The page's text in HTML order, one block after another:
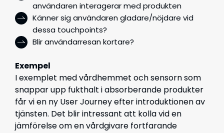
användaren interagerar med produkten
Känner sig användaren gladare/nöjdare vid
dessa touchpoints?
Blir användarresan kortare?
Exempel
I exemplet med vårdhemmet och sensorn som
snappar upp fukthalt i absorberande produkter
får vi en ny User Journey efter introduktionen av
tjänsten. Det blir intressant att kolla vid en
jämförelse om en vårdgivare fortfarande